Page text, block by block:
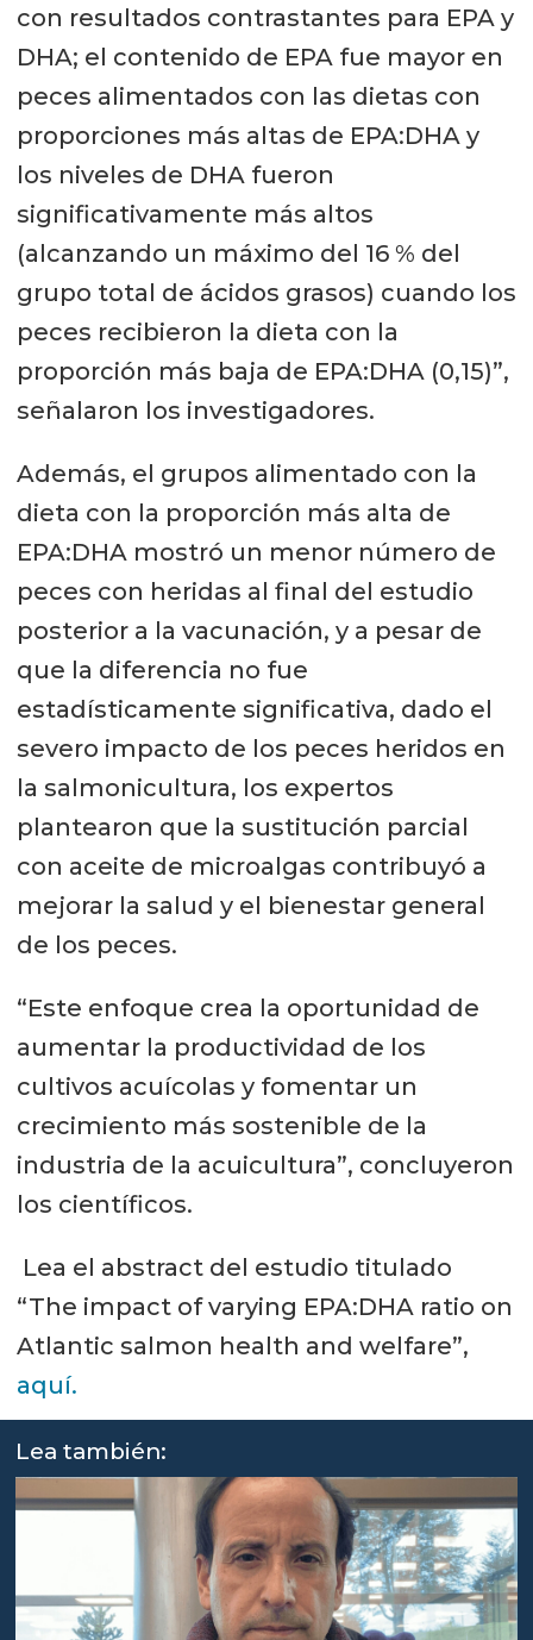
con resultados contrastantes para EPA y
DHA; el contenido de EPA fue mayor en
peces alimentados con las dietas con
proporciones más altas de EPA:DHA y
los niveles de DHA fueron
significativamente más altos
(alcanzando un máximo del 16 % del
grupo total de ácidos grasos) cuando los
peces recibieron la dieta con la
proporción más baja de EPA:DHA (0,15)”,
señalaron los investigadores.
Además, el grupos alimentado con la
dieta con la proporción más alta de
EPA:DHA mostró un menor número de
peces con heridas al final del estudio
posterior a la vacunación, y a pesar de
que la diferencia no fue
estadísticamente significativa, dado el
severo impacto de los peces heridos en
la salmonicultura, los expertos
plantearon que la sustitución parcial
con aceite de microalgas contribuyó a
mejorar la salud y el bienestar general
de los peces.
“Este enfoque crea la oportunidad de
aumentar la productividad de los
cultivos acuícolas y fomentar un
crecimiento más sostenible de la
industria de la acuicultura”, concluyeron
los científicos.
Lea el abstract del estudio titulado
“The impact of varying EPA:DHA ratio on
Atlantic salmon health and welfare”,
aquí.
Lea también: